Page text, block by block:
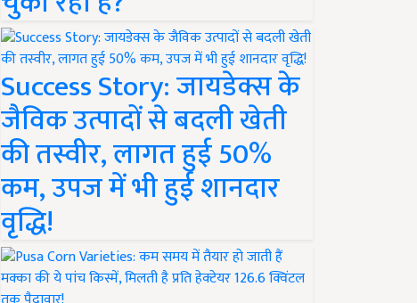
Success Story: जायडेक्स के
जैविक उत्पादों से बदली खेती
की तस्वीर, लागत हुई 50%
कम, उपज में भी हुई शानदार
वृद्धि!